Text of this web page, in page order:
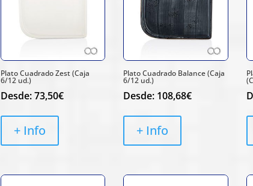
Plato Cuadrado Zest (Caja
6/12 ud.)
Desde:73,50€
+ Info
Plato Cuadrado Balance (Caja
6/12 ud.)
Desde: 108,68€
+ Info